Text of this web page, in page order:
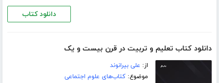
دانلود کتاب
دانلود کتاب تعلیم و تربیت در قرن بیست و یک
از: علی بیرانوند
موضوع:کتاب‌های علوم اجتماعی